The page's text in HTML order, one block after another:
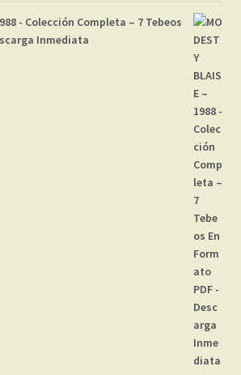
- Colección Completa – 7 Tebeos
Inmediata